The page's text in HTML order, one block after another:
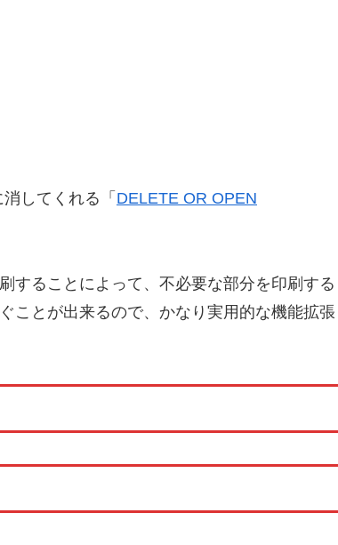
してくれる「 DELETE OR OPEN
することによって、不必要な部分を印刷する
ことが出来るので、かなり実用的な機能拡張